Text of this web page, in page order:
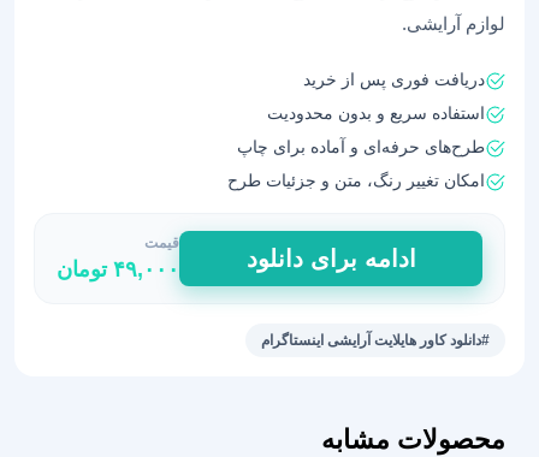
لوازم آرایشی.
دریافت فوری پس از خرید
استفاده سریع و بدون محدودیت
طرح‌های حرفه‌ای و آماده برای چاپ
امکان تغییر رنگ، متن و جزئیات طرح
کاور
صورتی
هایلایت
استوری
ادامه برای دانلود
قیمت
۴۹,۰۰۰ تومان
#دانلود کاور هایلایت آرایشی اینستاگرام
محصولات مشابه